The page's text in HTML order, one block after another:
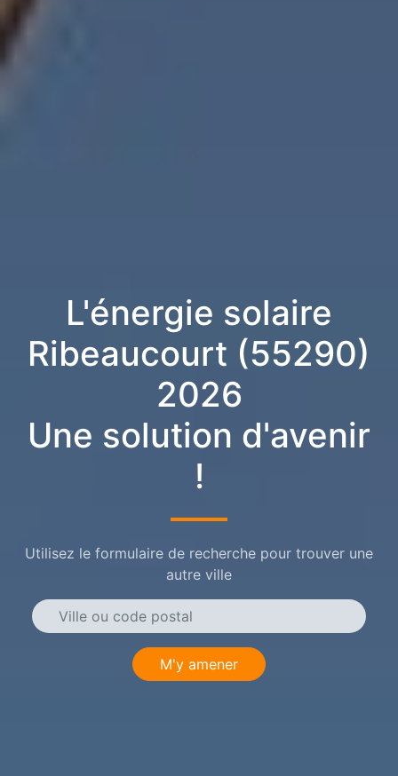
L'énergie solaire
Ribeaucourt (55290)
2026
Une solution d'avenir
!
Utilisez le formulaire de recherche pour trouver une
autre ville
M'y amener